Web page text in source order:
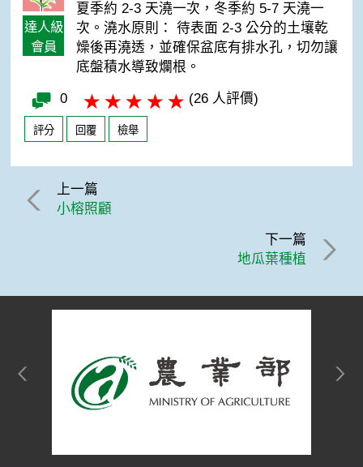
達人級
會員
夏季約 2-3 天澆一次，冬季約 5-7 天澆一
次。澆水原則： 待表面 2-3 公分的土壤乾
燥後再澆透，並確保盆底有排水孔，切勿讓
底盤積水導致爛根。
0 (26 人評價)
評分 回覆 檢舉
上一篇
小榕照顧
下一篇
地瓜葉種植